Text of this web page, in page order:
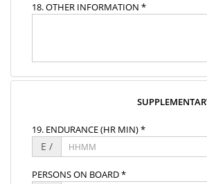
18. OTHER INFORMATION *
19. ENDURANCE (HR MIN) *
E /
PERSONS ON BOARD *